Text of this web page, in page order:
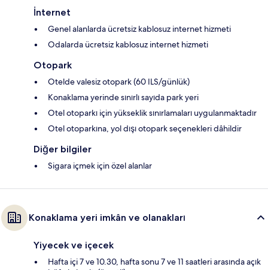
İnternet
Genel alanlarda ücretsiz kablosuz internet hizmeti
Odalarda ücretsiz kablosuz internet hizmeti
Otopark
Otelde valesiz otopark (60 ILS/günlük)
Konaklama yerinde sınırlı sayıda park yeri
Otel otoparkı için yükseklik sınırlamaları uygulanmaktadır
Otel otoparkına, yol dışı otopark seçenekleri dâhildir
Diğer bilgiler
Sigara içmek için özel alanlar
Konaklama yeri imkân ve olanakları
Yiyecek ve içecek
Hafta içi 7 ve 10.30, hafta sonu 7 ve 11 saatleri arasında açık